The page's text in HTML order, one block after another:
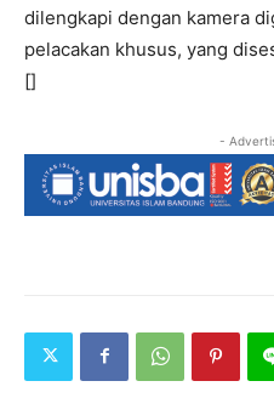
dilengkapi dengan kamera
pelacakan khusus, yang
[]
-